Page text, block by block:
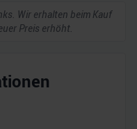
Wir erhalten beim Kauf
Preis erhöht.